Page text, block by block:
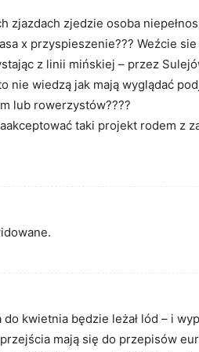
zjazdach zjedzie osoba
x przyspieszenie??? Weźcie
z linii mińskiej – przez
nie wiedzą jak mają wyglądać
lub rowerzystów????
taki projekt rodem z
kwietnia będzie leżał lód – i
mają się do przepisów